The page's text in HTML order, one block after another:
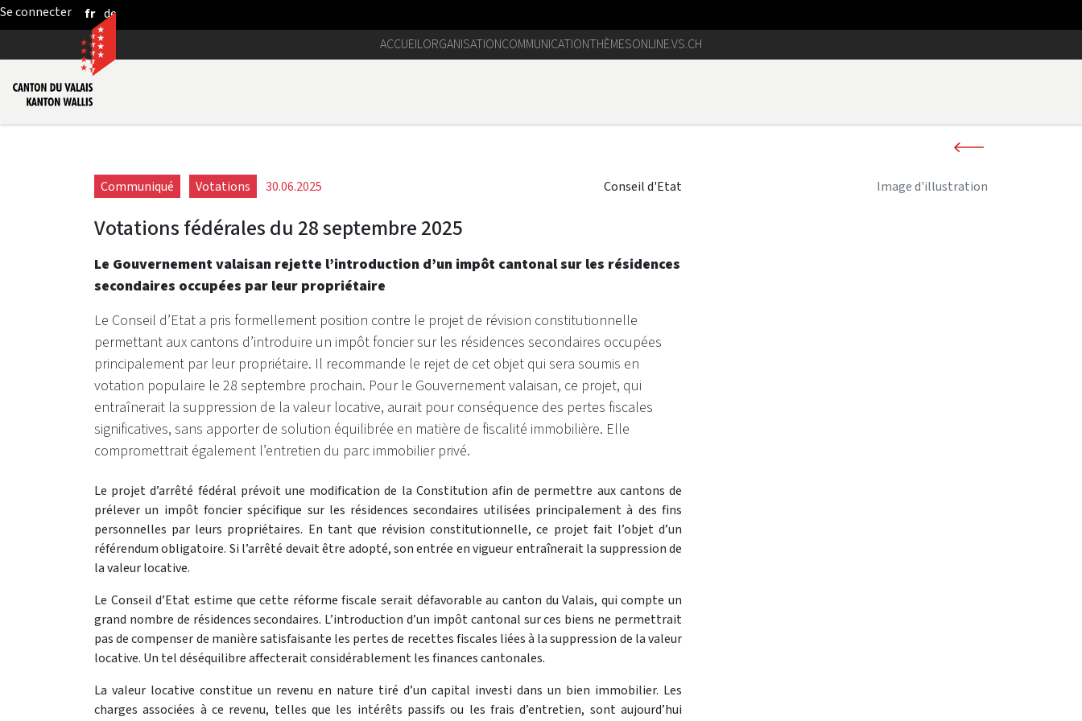
Saut au contenu principal
fr de
ACCUEILORGANISATIONCOMMUNICATIONTHÈMESONLINE.VS.CH
Communiqué Votations 30.06.2025 Conseil d'Etat
Votations fédérales du 28 septembre 2025
Le Gouvernement valaisan rejette l’introduction d’un impôt cantonal sur les résidences
secondaires occupées par leur propriétaire
Le Conseil d’Etat a pris formellement position contre le projet de révision constitutionnelle
permettant aux cantons d’introduire un impôt foncier sur les résidences secondaires occupées
principalement par leur propriétaire. Il recommande le rejet de cet objet qui sera soumis en
votation populaire le 28 septembre prochain. Pour le Gouvernement valaisan, ce projet, qui
entraînerait la suppression de la valeur locative, aurait pour conséquence des pertes fiscales
significatives, sans apporter de solution équilibrée en matière de fiscalité immobilière. Elle
compromettrait également l’entretien du parc immobilier privé.
Le projet d’arrêté fédéral prévoit une modification de la Constitution afin de permettre aux cantons de
prélever un impôt foncier spécifique sur les résidences secondaires utilisées principalement à des fins
personnelles par leurs propriétaires. En tant que révision constitutionnelle, ce projet fait l’objet d’un
référendum obligatoire. Si l’arrêté devait être adopté, son entrée en vigueur entraînerait la suppression de
la valeur locative.
Le Conseil d’Etat estime que cette réforme fiscale serait défavorable au canton du Valais, qui compte un
grand nombre de résidences secondaires. L’introduction d’un impôt cantonal sur ces biens ne permettrait
pas de compenser de manière satisfaisante les pertes de recettes fiscales liées à la suppression de la valeur
locative. Un tel déséquilibre affecterait considérablement les finances cantonales.
La valeur locative constitue un revenu en nature tiré d’un capital investi dans un bien immobilier. Les
charges associées à ce revenu, telles que les intérêts passifs ou les frais d’entretien, sont aujourd’hui
Image d'illustration